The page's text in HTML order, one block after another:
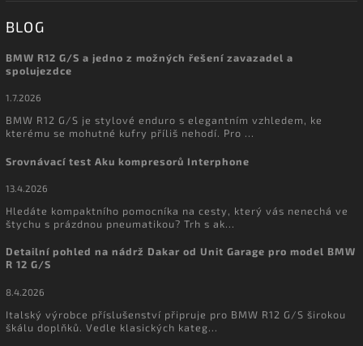
BLOG
BMW R12 G/S a jedno z možných řešení zavazadel a
spolujezdce
1.7.2026
BMW R12 G/S je stylové enduro s elegantním vzhledem, ke
kterému se mohutné kufry příliš nehodí. Pro ...
Srovnávací test Aku kompresorů Interphone
13.4.2026
Hledáte kompaktního pomocníka na cesty, který vás nenechá ve
štychu s prázdnou pneumatikou? Trh s ak...
Detailní pohled na nádrž Dakar od Unit Garage pro model BMW
R 12 G/S
8.4.2026
Italský výrobce příslušenství připruje pro BMW R12 G/S širokou
škálu doplňků. Vedle klasických kateg...